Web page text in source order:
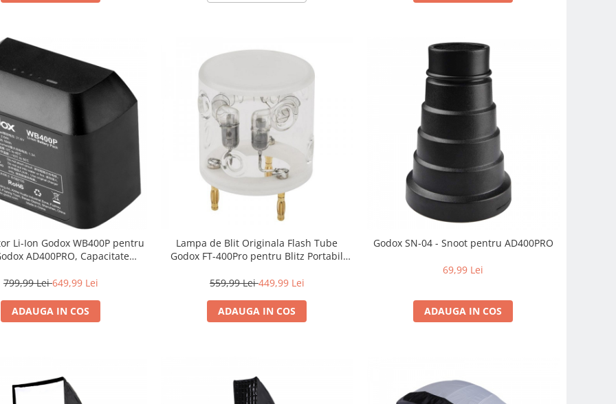
Li-Ion Godox WB400P pentru
AD400PRO, Capacitate
799,99 Lei649,99 Lei
ADAUGA IN COS
Lampa de Blit Originala Flash Tube
Godox FT-400Pro pentru Blitz Portabil
559,99 Lei449,99 Lei
ADAUGA IN COS
Godox SN-04 - Snoot pentru AD400PRO
69,99 Lei
ADAUGA IN COS